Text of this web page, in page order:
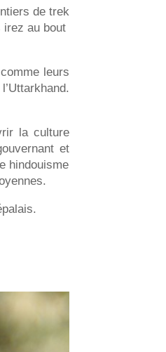
de trek
irez au bout
leurs
la culture
et
hindouisme